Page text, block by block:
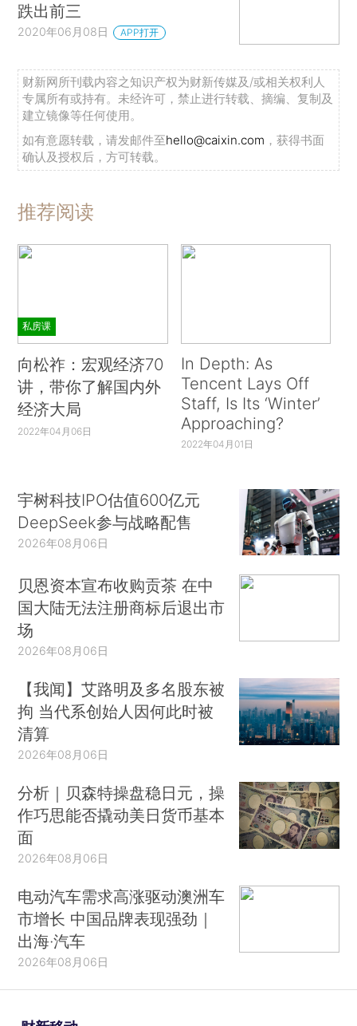
跌出前三
2020年06月08日 APP打开
财新网所刊载内容之知识产权为财新传媒及/或相关权利人
专属所有或持有。未经许可，禁止进行转载、摘编、复制及
建立镜像等任何使用。
如有意愿转载，请发邮件至hello@caixin.com ，获得书面
确认及授权后，方可转载。
推荐阅读
私房课
向松祚：宏观经济70
讲，带你了解国内外
经济大局
2022年04月06日
In Depth: As
Tencent Lays Off
Staff, Is Its ‘Winter’
Approaching?
2022年04月01日
宇树科技IPO估值600亿元
DeepSeek参与战略配售
2026年08月06日
贝恩资本宣布收购贡茶 在中
国大陆无法注册商标后退出市
场
2026年08月06日
【我闻】艾路明及多名股东被
拘 当代系创始人因何此时被
清算
2026年08月06日
分析｜贝森特操盘稳日元，操
作巧思能否撬动美日货币基本
面
2026年08月06日
电动汽车需求高涨驱动澳洲车
市增长 中国品牌表现强劲｜
出海·汽车
2026年08月06日